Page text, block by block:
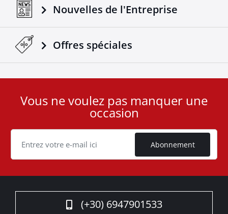
Nouvelles de l'Entreprise
Offres spéciales
User
Cookie
Vous ne voulez pas manquer une
occasion
Abonnement
(+30) 6947901533